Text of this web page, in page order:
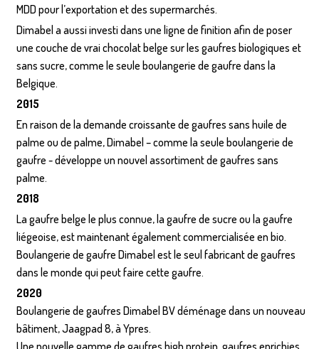
MDD pour l’exportation et des supermarchés.
Dimabel a aussi investi dans une ligne de finition afin de poser
une couche de vrai chocolat belge sur les gaufres biologiques et
sans sucre, comme le seule boulangerie de gaufre dans la
Belgique.
2015
En raison de la demande croissante de gaufres sans huile de
palme ou de palme, Dimabel – comme la seule boulangerie de
gaufre - développe un nouvel assortiment de gaufres sans
palme.
2018
La gaufre belge le plus connue, la gaufre de sucre ou la gaufre
liégeoise, est maintenant également commercialisée en bio.
Boulangerie de gaufre Dimabel est le seul fabricant de gaufres
dans le monde qui peut faire cette gaufre.
2020
Boulangerie de gaufres Dimabel BV déménage dans un nouveau
bâtiment, Jaagpad 8, à Ypres.